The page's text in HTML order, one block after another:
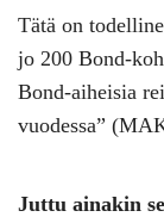
Tätä on
jo 200 Bond-
Bond-aiheisia
vuodessa”
Juttu ainakin